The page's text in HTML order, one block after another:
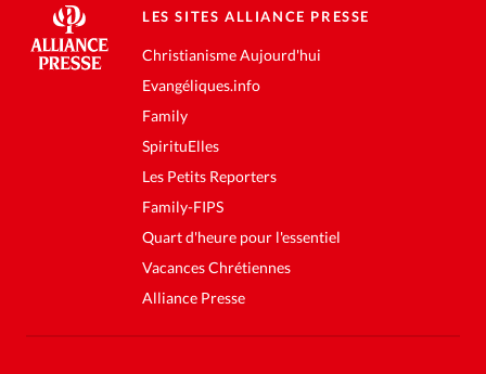
LES SITES ALLIANCE PRESSE
Christianisme Aujourd'hui
Evangéliques.info
Family
SpirituElles
Les Petits Reporters
Family-FIPS
Quart d'heure pour l'essentiel
Vacances Chrétiennes
Alliance Presse